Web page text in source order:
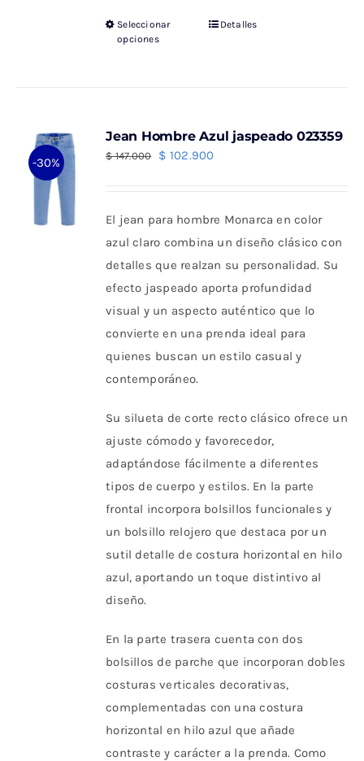
Seleccionar
opciones
Este
Las
opciones
Detalles
-30%
Jean Hombre Azul jaspeado 023359
$147.000
El
era:
$ 147.000.
$ 102.900
es:
$ 102.900.
El jean para hombre Monarca en color
azul claro combina un diseño clásico con
detalles que realzan su personalidad. Su
efecto jaspeado aporta profundidad
visual y un aspecto auténtico que lo
convierte en una prenda ideal para
quienes buscan un estilo casual y
contemporáneo.
Su silueta de corte recto clásico ofrece un
ajuste cómodo y favorecedor,
adaptándose fácilmente a diferentes
tipos de cuerpo y estilos. En la parte
frontal incorpora bolsillos funcionales y
un bolsillo relojero que destaca por un
sutil detalle de costura horizontal en hilo
azul, aportando un toque distintivo al
diseño.
En la parte trasera cuenta con dos
bolsillos de parche que incorporan dobles
costuras verticales decorativas,
complementadas con una costura
horizontal en hilo azul que añade
contraste y carácter a la prenda. Como